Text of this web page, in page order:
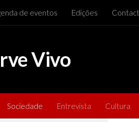
de eventos Edições
Sociedade Entrevista Cultura